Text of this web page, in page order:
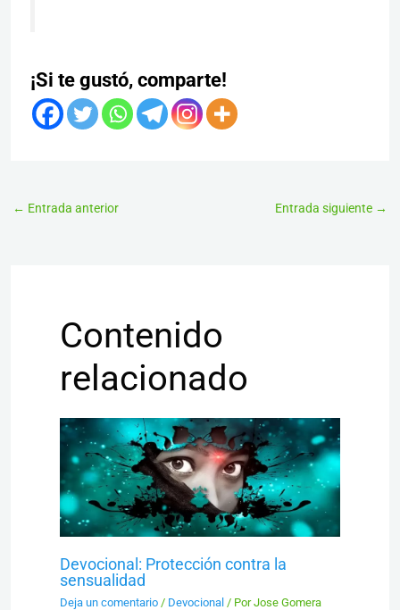
¡Si te gustó, comparte!
← Entrada anterior Entrada siguiente →
Contenido
relacionado
Devocional: Protección contra la
sensualidad
Deja un comentario / Devocional / PorJose Gomera